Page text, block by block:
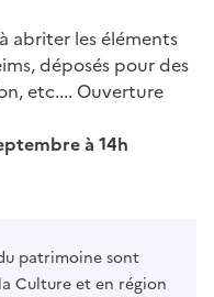
abriter les éléments
déposés pour des
etc.... Ouverture
à 14h
patrimoine sont
Culture et en région